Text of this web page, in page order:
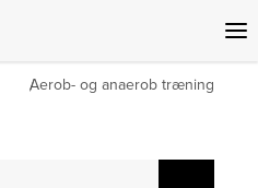
Aerob- og anaerob træning